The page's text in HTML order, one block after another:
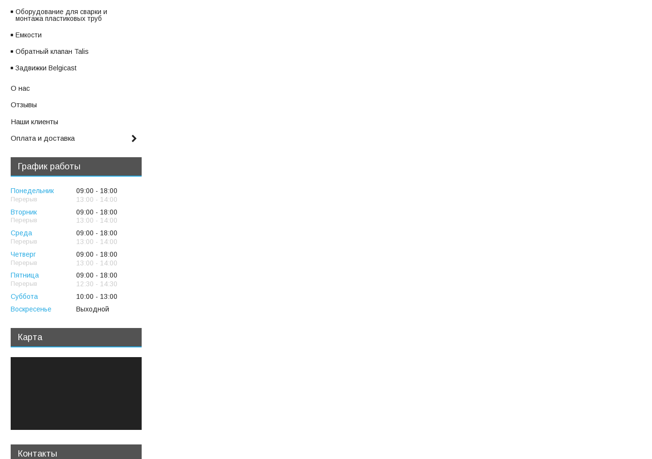
Оборудование для сварки и
монтажа пластиковых труб
Емкости
Обратный клапан Talis
Задвижки Belgicast
О нас
Отзывы
Наши клиенты
Оплата и доставка
График работы
Понедельник 09:00
18:00
13:00
14:00
Вторник
09:00
18:00
13:00
14:00
Среда
09:00
18:00
13:00
14:00
Четверг
09:00
18:00
13:00
14:00
Пятница
09:00
18:00
12:30
14:30
Суббота
10:00
13:00
Воскресенье
Выходной
Карта
Контакты